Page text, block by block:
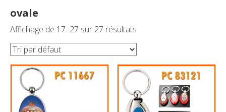
ovale
Affichage de 17–27 sur 27 résultats